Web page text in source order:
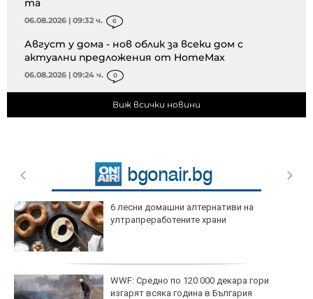
та
06.08.2026 | 09:32 ч. 6
Август у дома - нов облик за всеки дом с
актуални предложения от HomeMax
06.08.2026 | 09:24 ч. 0
Виж всички новини
6 лесни домашни алтернативи на
ултрапреработените храни
WWF: Средно по 120 000 декара гори
изгарят всяка година в България